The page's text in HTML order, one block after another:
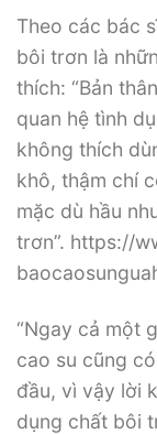
Theo các bác
bôi trơn là
thích: “Bản
quan hệ tình
không thích
khô, thậm chí
mặc dù hầu
trơn”. https://
“Ngay cả một
cao su cũng
đầu, vì vậy lời
dụng chất bôi